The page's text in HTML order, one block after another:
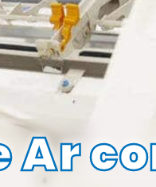
Ar